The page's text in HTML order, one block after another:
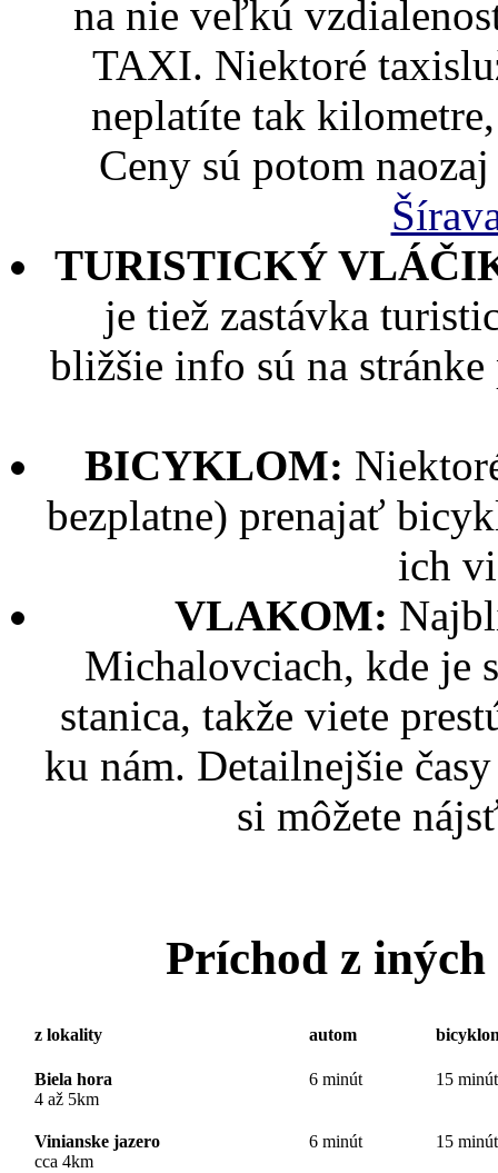
na nie veľkú
TAXI. Niektoré
neplatíte tak
Ceny sú potom
TURISTICKÝ
je tiež zastávka
bližšie info sú na
BICYKLOM:
bezplatne) prenajať
ich
VLAKOM:
Michalovciach, kde je
stanica, takže viete
ku nám. Detailnejšie
si môžete
Príchod z
z lokality autom
Biela hora
4 až 5km
6 minút 15 minút
Vinianske jazero
cca 4km
6 minút 15 minút